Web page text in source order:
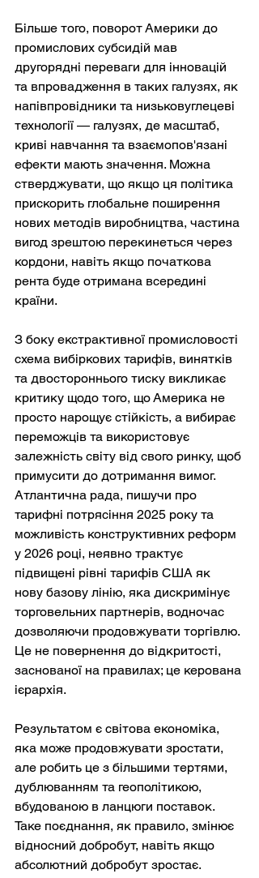
Більше того, поворот Америки до
промислових субсидій мав
другорядні переваги для інновацій
та впровадження в таких галузях, як
напівпровідники та низьковуглецеві
технології — галузях, де масштаб,
криві навчання та взаємопов'язані
ефекти мають значення. Можна
стверджувати, що якщо ця політика
прискорить глобальне поширення
нових методів виробництва, частина
вигод зрештою перекинеться через
кордони, навіть якщо початкова
рента буде отримана всередині
країни.
З боку екстрактивної промисловості
схема вибіркових тарифів, винятків
та двостороннього тиску викликає
критику щодо того, що Америка не
просто нарощує стійкість, а вибирає
переможців та використовує
залежність світу від свого ринку, щоб
примусити до дотримання вимог.
Атлантична рада, пишучи про
тарифні потрясіння 2025 року та
можливість конструктивних реформ
у 2026 році, неявно трактує
підвищені рівні тарифів США як
нову базову лінію, яка дискримінує
торговельних партнерів, водночас
дозволяючи продовжувати торгівлю.
Це не повернення до відкритості,
заснованої на правилах; це керована
ієрархія.
Результатом є світова економіка,
яка може продовжувати зростати,
але робить це з більшими тертями,
дублюванням та геополітикою,
вбудованою в ланцюги поставок.
Таке поєднання, як правило, змінює
відносний добробут, навіть якщо
абсолютний добробут зростає.